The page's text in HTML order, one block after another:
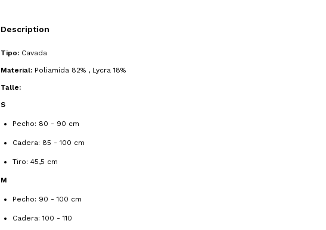
Description
Tipo: Cavada
Material: Poliamida 82% , Lycra 18%
Talle:
S
Pecho: 80 - 90 cm
Cadera: 85 - 100 cm
Tiro: 45,5 cm
M
Pecho: 90 - 100 cm
Cadera: 100 - 110